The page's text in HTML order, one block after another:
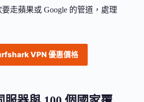
走蘋果或 Google 的管道，處理
VPN 優惠價格